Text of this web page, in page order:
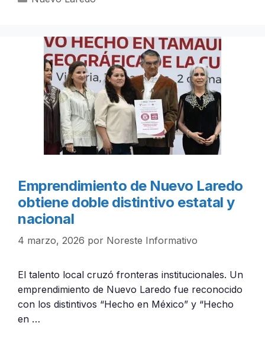
Emprendimiento de Nuevo Laredo
obtiene doble distintivo estatal y
nacional
4 marzo, 2026 por Noreste Informativo
El talento local cruzó fronteras institucionales. Un
emprendimiento de Nuevo Laredo fue reconocido
con los distintivos “Hecho en México” y “Hecho
en …